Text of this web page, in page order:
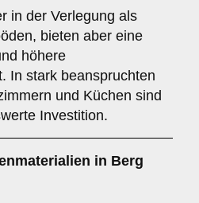
in der Verlegung als
bieten aber eine
höhere
In stark beanspruchten
und Küchen sind
Investition.
in Berg